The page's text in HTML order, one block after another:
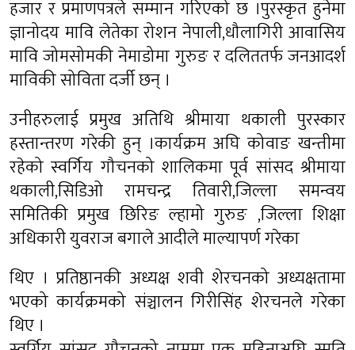
हजार र प्रमाणपत्रले सम्मान गरिएको छ ।पुरस्कृत हुनेमा
ज्ञानोदय मावि लेतेका रोशन नेपाली,धौलागिरी आवासिय
मावि जोमसोमकी नेमाडोमा गुरुङ र दलिततर्फ जनआदर्श
माविकी सोविता दर्जी छन् ।
उनीहरुलाई प्रमुख अतिथि श्रीमाया थकाली पुरस्कार
हस्तान्तरण गरेकी हुन् ।कार्यक्रम अघि कोवाङ खन्तीमा
रहेको स्वर्गिय गौचनको शालिकमा पूर्व सांसद श्रीमाया
थकाली,सिडिओ रामचन्द्र तिवारी,जिल्ला समन्वय
समितिकी प्रमुख छिरिङ ल्हामो गुरुङ ,जिल्ला शिक्षा
अधिकारी युवराज बगाले आदीले माल्यापर्ण गरेका
थिए । प्रतिष्ठानकी अध्यक्ष शवी शेरचनको अध्यक्षतामा
भएको कार्यक्रमको संञ्चालन गिरीसिंह शेरचनले गरेका
थिए ।